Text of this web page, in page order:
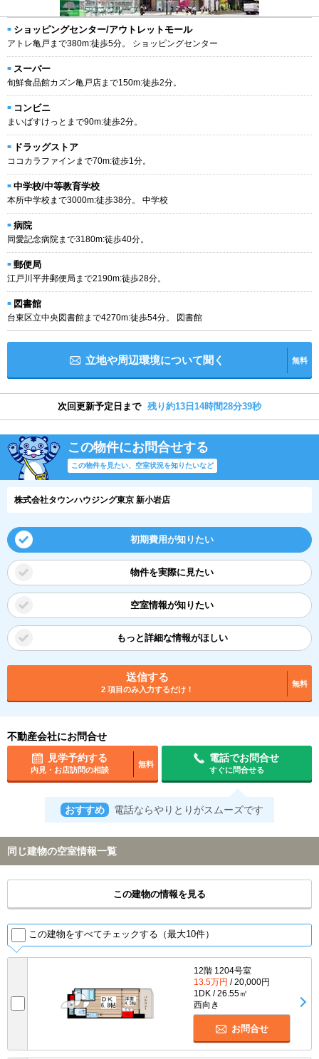
ショッピングセンター/アウトレットモール
アトレ亀戸まで380m:徒歩5分。 ショッピングセンター
スーパー
旬鮮食品館カズン亀戸店まで150m:徒歩2分。
コンビニ
まいばすけっとまで90m:徒歩2分。
ドラッグストア
ココカラファインまで70m:徒歩1分。
中学校/中等教育学校
本所中学校まで3000m:徒歩38分。 中学校
病院
同愛記念病院まで3180m:徒歩40分。
郵便局
江戸川平井郵便局まで2190m:徒歩28分。
図書館
台東区立中央図書館まで4270m:徒歩54分。 図書館
立地や周辺環境について聞く 無料
次回更新予定日まで 残り約13日14時間28分38秒
この物件にお問合せする
この物件を見たい、空室状況を知りたいなど
株式会社タウンハウジング東京 新小岩店
初期費用が知りたい
物件を実際に見たい
空室情報が知りたい
もっと詳細な情報がほしい
送信する
2 項目のみ入力するだけ！
無料
不動産会社にお問合せ
見学予約する
内見・お店訪問の相談
無料
電話でお問合せ
すぐに問合せる
おすすめ 電話ならやりとりがスムーズです
同じ建物の空室情報一覧
この建物の情報を見る
この建物をすべてチェックする（最大10件）
12階 1204号室
13.5万円 / 20,000円
1DK / 26.55㎡
西向き
お問合せ